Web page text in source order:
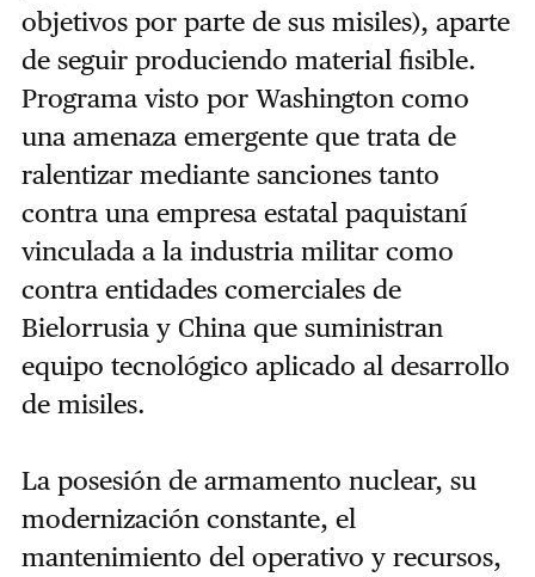
objetivos por parte de sus misiles), aparte
de seguir produciendo material fisible.
Programa visto por Washington como
una amenaza emergente que trata de
ralentizar mediante sanciones tanto
contra una empresa estatal paquistaní
vinculada a la industria militar como
contra entidades comerciales de
Bielorrusia y China que suministran
equipo tecnológico aplicado al desarrollo
de misiles.
La posesión de armamento nuclear, su
modernización constante, el
mantenimiento del operativo y recursos,